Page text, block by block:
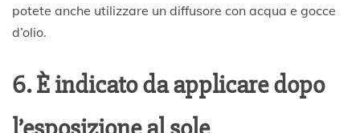
potete anche utilizzare un diffusore con acqua e gocce
d’olio.
6. È indicato da applicare dopo